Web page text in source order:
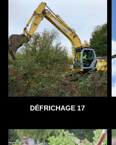
DÉFRICHAGE 17